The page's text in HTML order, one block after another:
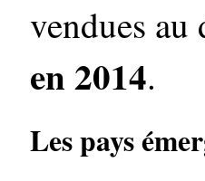
vendues
en 2014.
Les pays